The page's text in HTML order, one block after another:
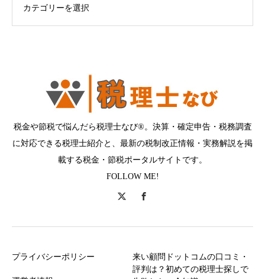
税金や節税で悩んだら税理士なび®。決算・確定申告・税務調査
に対応できる税理士紹介と、最新の税制改正情報・実務解説を掲
載する税金・節税ポータルサイトです。
FOLLOW ME!
プライバシーポリシー
来い顧問ドットコムの口コミ・
評判は？初めての税理士探しで